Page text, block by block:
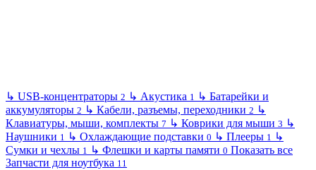
↳ USB-концентраторы 2 ↳ Акустика 1 ↳ Батарейки и
аккумуляторы 2 ↳ Кабели, разъемы, переходники 2 ↳
Клавиатуры, мыши, комплекты 7 ↳ Коврики для мыши 3 ↳
Наушники 1 ↳ Охлаждающие подставки 0 ↳ Плееры 1 ↳
Сумки и чехлы 1 ↳ Флешки и карты памяти 0 Показать все
Запчасти для ноутбука 11